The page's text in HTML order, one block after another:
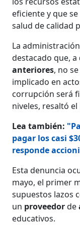
eficiente y que
salud de calidad
La
destacado que,
anteriores, no
implicado en
corrupción será
niveles, resaltó el
Lea también:
pagar los casi
responde
Esta denuncia
mayo, el primer
supuestos lazos
un proveedorde
educativos.